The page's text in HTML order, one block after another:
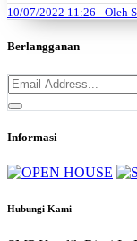
10/07/2022 11:26 - Oleh
Berlangganan
Informasi
Hubungi Kami